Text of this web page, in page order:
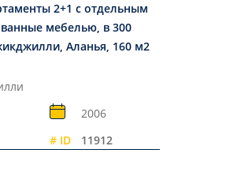
2+1 с отдельным
мебелью, в 300
Аланья, 160 м2
2006
# ID 11912